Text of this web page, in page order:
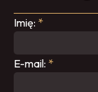
Imię: *
E-mail: *